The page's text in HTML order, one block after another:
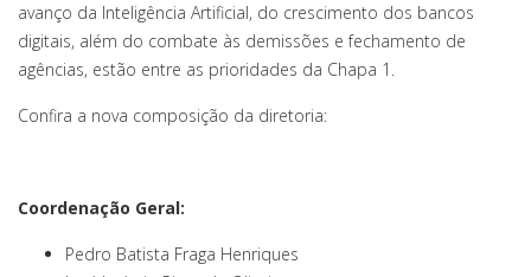
avanço da Inteligência Artificial, do crescimento dos bancos
digitais, além do combate às demissões e fechamento de
agências, estão entre as prioridades da Chapa 1.
Confira a nova composição da diretoria:
Coordenação Geral:
Pedro Batista Fraga Henriques